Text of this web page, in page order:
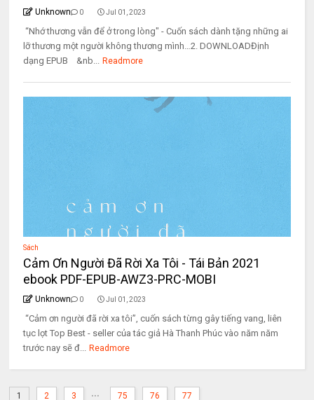
Unknown 0 Jul 01, 2023
“Nhớ thương vẫn để ở trong lòng" - Cuốn sách dành tặng những ai
lỡ thương một người không thương mình…2. DOWNLOADĐịnh
dạng EPUB &nb... Readmore
Sách
Cảm Ơn Người Đã Rời Xa Tôi - Tái Bản 2021
ebook PDF-EPUB-AWZ3-PRC-MOBI
Unknown 0 Jul 01, 2023
“Cảm ơn người đã rời xa tôi”, cuốn sách từng gây tiếng vang, liên
tục lọt Top Best - seller của tác giả Hà Thanh Phúc vào năm năm
trước nay sẽ đ... Readmore
1 2 3 ... 75 76 77